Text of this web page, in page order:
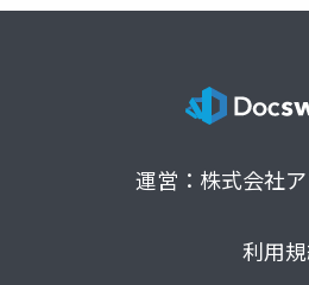
運営：株式会社
利用